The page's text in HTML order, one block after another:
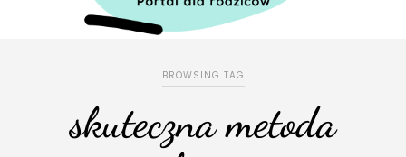
BROWSING TAG
skuteczna metoda